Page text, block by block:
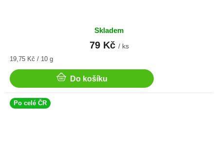
Skladem
79 Kč / ks
Měrná
19,75 Kč / 10 g
Do košíku
Po celé ČR